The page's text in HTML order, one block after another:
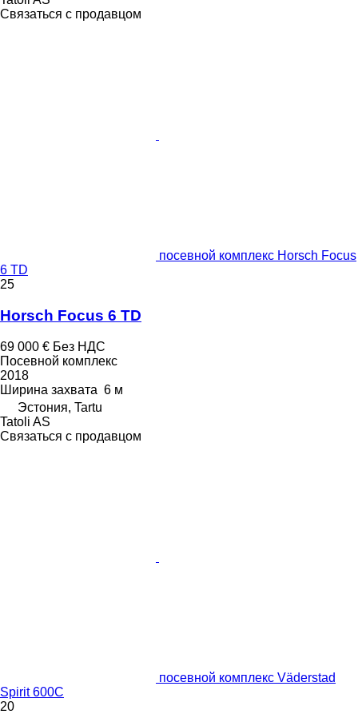
Связаться с продавцом
посевной комплекс Horsch Focus
6 TD
25
Horsch Focus 6 TD
69 000 € Без НДС
Посевной комплекс
2018
Ширина захвата 6 м
Эстония, Tartu
Tatoli AS
Связаться с продавцом
посевной комплекс Väderstad
Spirit 600C
20